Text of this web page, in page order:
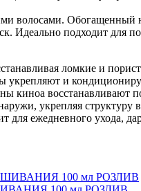
волосами. Обогащенный
Идеально подходит
ломкие и
укрепляют и
киноа восстанавливают
укрепляя структуру
ежедневного ухода,